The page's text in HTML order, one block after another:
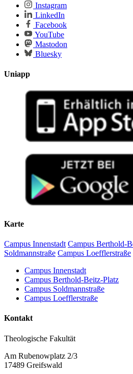
Instagram
LinkedIn
Facebook
YouTube
Mastodon
Bluesky
Uniapp
Karte
Campus Innenstadt Campus Berthold-
Soldmannstraße Campus Loefflerstraße
Campus Innenstadt
Campus Berthold-Beitz-Platz
Campus Soldmannstraße
Campus Loefflerstraße
Kontakt
Theologische Fakultät
Am Rubenowplatz 2/3
17489 Greifswald